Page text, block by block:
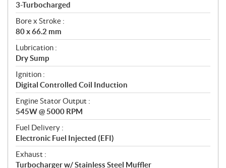
3-Turbocharged
Bore x Stroke :
80 x 66.2 mm
Lubrication :
Dry Sump
Ignition :
Digital Controlled Coil Induction
Engine Stator Output :
545W @ 5000 RPM
Fuel Delivery :
Electronic Fuel Injected (EFI)
Exhaust :
Turbocharger w/ Stainless Steel Muffler